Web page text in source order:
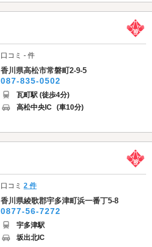
口コミ - 件
香川県高松市常磐町2-9-5
087-835-0502
瓦町駅 (徒歩4分)
高松中央IC (車10分)
口コミ2 件
香川県綾歌郡宇多津町浜一番丁5-8
0877-56-7272
宇多津駅
坂出北IC